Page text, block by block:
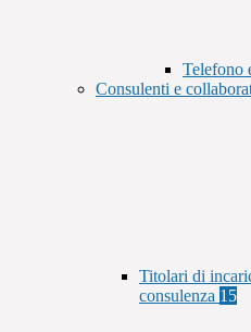
Telefono
Consulenti e
Titolari di
consulenza 15